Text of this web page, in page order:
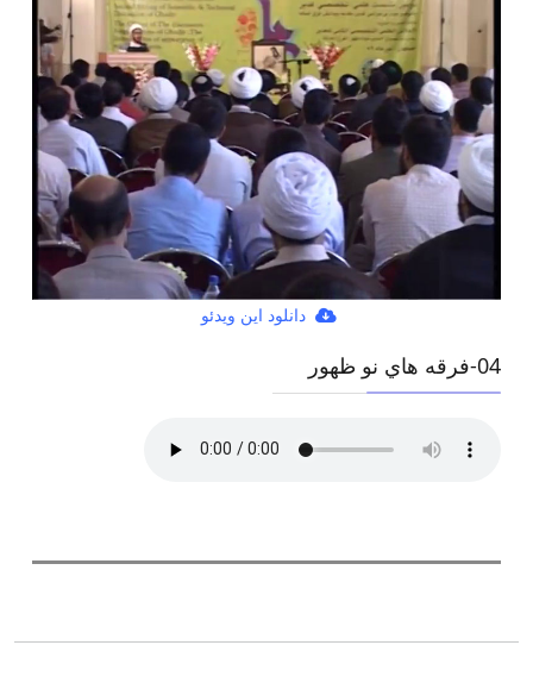
دانلود این ویدئو
04-فرقه هاي نو ظهور